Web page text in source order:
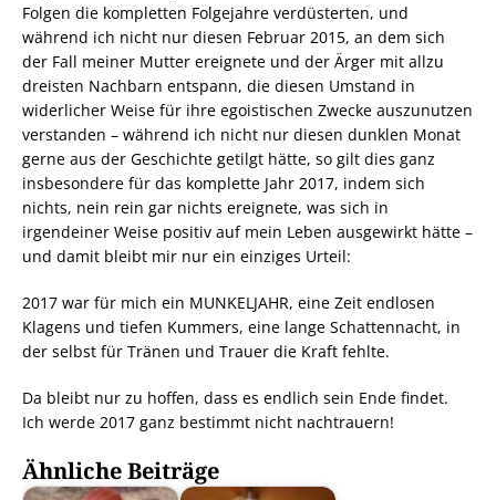
Folgen die kompletten Folgejahre verdüsterten, und
während ich nicht nur diesen Februar 2015, an dem sich
der Fall meiner Mutter ereignete und der Ärger mit allzu
dreisten Nachbarn entspann, die diesen Umstand in
widerlicher Weise für ihre egoistischen Zwecke auszunutzen
verstanden – während ich nicht nur diesen dunklen Monat
gerne aus der Geschichte getilgt hätte, so gilt dies ganz
insbesondere für das komplette Jahr 2017, indem sich
nichts, nein rein gar nichts ereignete, was sich in
irgendeiner Weise positiv auf mein Leben ausgewirkt hätte –
und damit bleibt mir nur ein einziges Urteil:
2017 war für mich ein MUNKELJAHR, eine Zeit endlosen
Klagens und tiefen Kummers, eine lange Schattennacht, in
der selbst für Tränen und Trauer die Kraft fehlte.
Da bleibt nur zu hoffen, dass es endlich sein Ende findet.
Ich werde 2017 ganz bestimmt nicht nachtrauern!
Ähnliche Beiträge